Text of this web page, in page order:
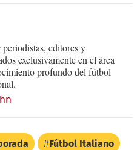
editores y
exclusivamente en el área
profundo del fútbol
Fútbol Italiano